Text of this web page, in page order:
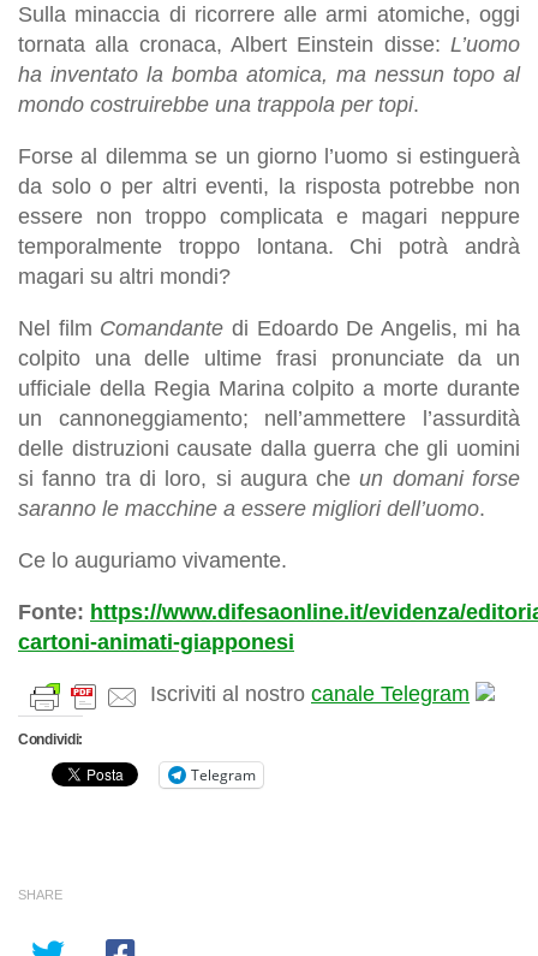
Sulla minaccia di ricorrere alle armi atomiche, oggi
tornata alla cronaca, Albert Einstein disse: L’uomo
ha inventato la bomba atomica, ma nessun topo al
mondo costruirebbe una trappola per topi.
Forse al dilemma se un giorno l’uomo si estinguerà
da solo o per altri eventi, la risposta potrebbe non
essere non troppo complicata e magari neppure
temporalmente troppo lontana. Chi potrà andrà
magari su altri mondi?
Nel film Comandante di Edoardo De Angelis, mi ha
colpito una delle ultime frasi pronunciate da un
ufficiale della Regia Marina colpito a morte durante
un cannoneggiamento; nell’ammettere l’assurdità
delle distruzioni causate dalla guerra che gli uomini
si fanno tra di loro, si augura cheun domani forse
saranno le macchine a essere migliori dell’uomo.
Ce lo auguriamo vivamente.
Fonte: https://www.difesaonline.it/evidenza/
cartoni-animati-giapponesi
Iscriviti al nostro canale Telegram
Condividi:
Telegram
SHARE